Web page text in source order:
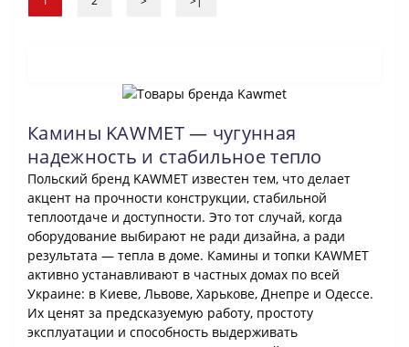
Камины KAWMET — чугунная
надежность и стабильное тепло
Польский бренд KAWMET известен тем, что делает
акцент на прочности конструкции, стабильной
теплоотдаче и доступности. Это тот случай, когда
оборудование выбирают не ради дизайна, а ради
результата — тепла в доме. Камины и топки KAWMET
активно устанавливают в частных домах по всей
Украине: в Киеве, Львове, Харькове, Днепре и Одессе.
Их ценят за предсказуемую работу, простоту
эксплуатации и способность выдерживать